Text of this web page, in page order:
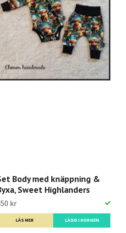
Body med knäppning &
Sweet Highlanders
kr
LÄS MER LÄGG I KORGEN